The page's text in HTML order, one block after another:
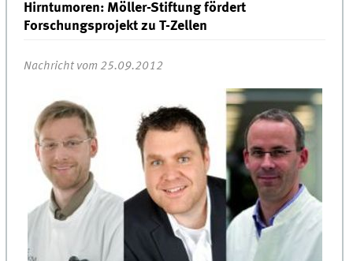
Hirntumoren: Möller-Stiftung fördert
Forschungsprojekt zu T-Zellen
Nachricht vom 25.09.2012